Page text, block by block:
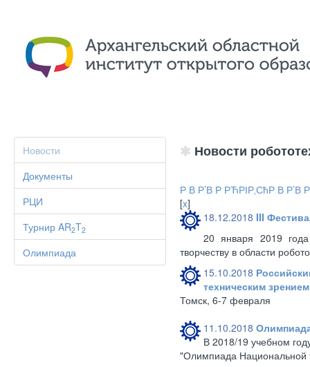
Новости
Документы
РЦИ
Турнир AR2T2
Олимпиада
Новости
Р В Р’В Р РЋРІР‚СћР В Р’В
[x]
18.12.2018 III
20 января 2019
творчеству в области
15.10.2018
техническим
Томск, 6-7 февраля
11.10.2018
В 2018/19 учебном
"Олимпиада Национальной